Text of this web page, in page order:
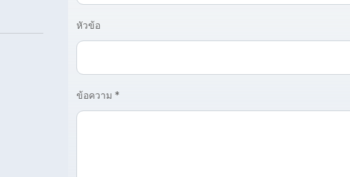
หัวข้อ
ข้อความ *